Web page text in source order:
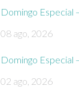
Domingo Especial
08 ago, 2026
Domingo Especial
02 ago, 2026